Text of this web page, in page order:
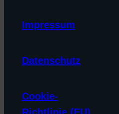
Impressum
Datenschutz
Cookie-